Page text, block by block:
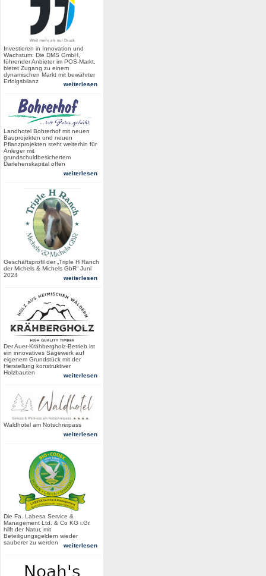
Investieren in Innovation und
Wachstum: Die DMS GmbH,
führender Anbieter im POS-Markt,
bietet Zugang zu einem
dynamischen Markt mit bewährter
Erfolgsbilanz
weiterlesen
Landhotel Bohrerhof mit neuen
Bauprojekten und neuen
Pflanzprojekten steht weiterhin für
Anleger mit
grundschuldbesichertem
Darlehenskapital offen
weiterlesen
Geschäftsprofil der „Triple H Ranch
der Michels & Michels GbR“ Juni
2024
weiterlesen
Der Auer-Krähbergholz-Betrieb ist
ein innovatives Sägewerk auf
eigenem Grundstück mit der
Herstellung konstruktiver
Holzbauten
weiterlesen
Waldhotel am Notschreipass
weiterlesen
Die Fa. Labesa Service &
Management Ltd. & Co KG i.Gr.
hilft der Natur, mit
Beteiligungsgeldern wieder
sauberer zu werden
weiterlesen